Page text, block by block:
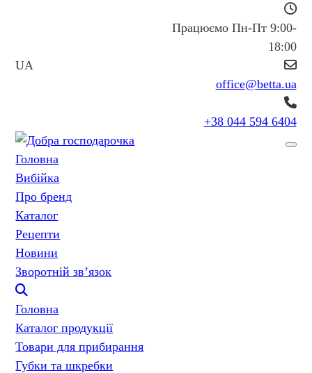
UA
Працюємо Пн-Пт 9:00-
18:00
office@betta.ua
+38 044 594 6404
Головна
Вибійка
Про бренд
Каталог
Рецепти
Новини
Зворотній зв’язок
Головна
Каталог продукції
Товари для прибирання
Губки та шкребки